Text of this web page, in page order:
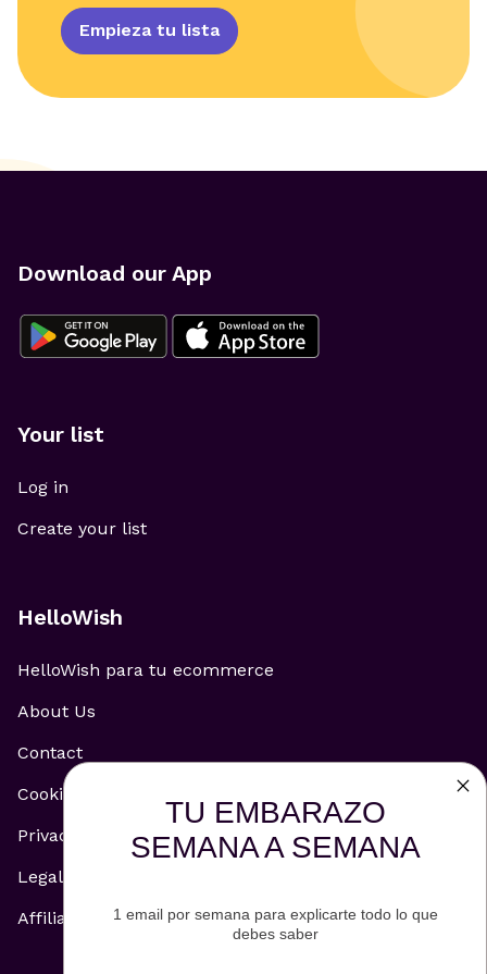
Empieza tu lista
Download our App
Your list
Log in
Create your list
HelloWish
HelloWish para tu ecommerce
About Us
Contact
Cookie Policy
Privacy Policy
Legal Notice
Affiliate and Advertising Policy
TU EMBARAZO
SEMANA A SEMANA
1 email por semana para explicarte todo lo que
debes saber